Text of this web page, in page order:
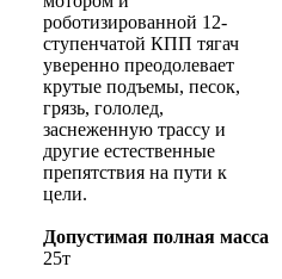
роботизированной 12-
ступенчатой КПП тягач
уверенно преодолевает
крутые подъемы, песок,
грязь, гололед,
заснеженную трассу и
другие естественные
препятствия на пути к
цели.
Допустимая полная масса
25т